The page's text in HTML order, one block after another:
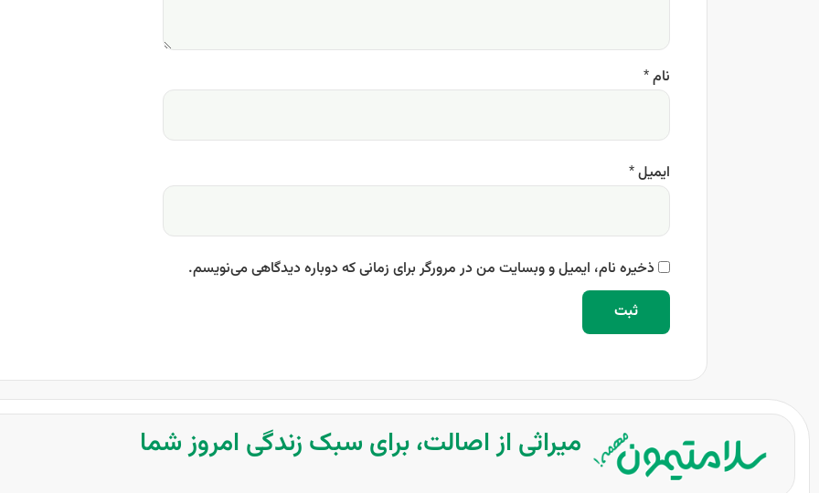
نام*
ایمیل*
ذخیره نام، ایمیل و وبسایت من در مرورگر برای زمانی که دوباره دیدگاهی می‌نویسم.
میراثی از اصالت، برای سبک زندگی امروز شما